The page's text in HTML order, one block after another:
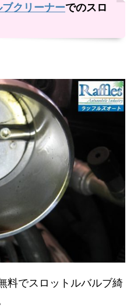
クリーナーでのスロ
料でスロットルバルブ綺